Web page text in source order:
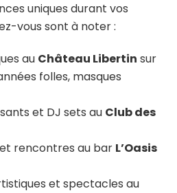
uniques durant vos
vous sont à noter :
au Château Libertin sur
folles, masques
et DJ sets au Club des
rencontres au bar L’Oasis
et spectacles au